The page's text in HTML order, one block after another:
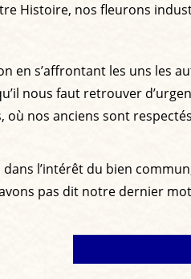
Histoire, nos fleurons
en s’affrontant les uns les
nous faut retrouver
nos anciens sont
l’intérêt du bien
pas dit notre dernier